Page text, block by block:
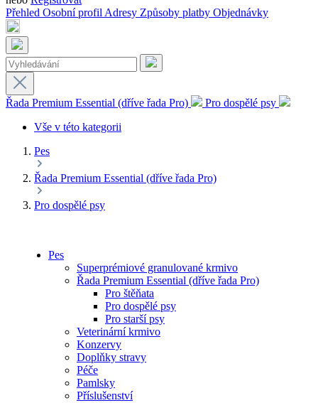
Přehled Osobní profilAdresy Způsoby platby Objednávky
Řada Premium Essential (dříve řada Pro)
Pro dospělé psy
Vše v této kategorii
Pes
Řada Premium Essential (dříve řada Pro)
Pro dospělé psy
Pes
Superprémiové granulované krmivo
Řada Premium Essential (dříve řada Pro)
Pro štěňata
Pro dospělé psy
Pro starší psy
Veterinární krmivo
Konzervy
Doplňky stravy
Péče
Pamlsky
Příslušenství